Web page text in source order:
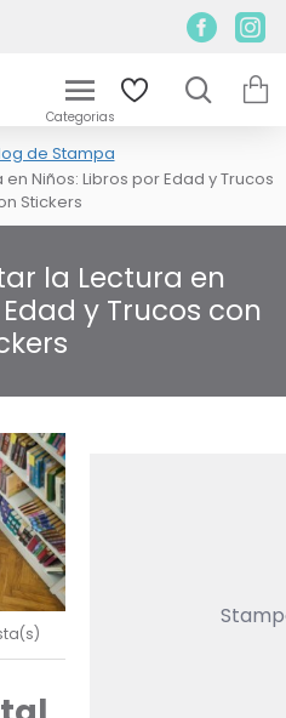
de Stampa
Niños: Libros por Edad y Trucos
Stickers
la Lectura en
y Trucos con